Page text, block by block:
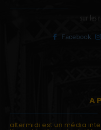
sur les
Facebook
A
altermidi est un média